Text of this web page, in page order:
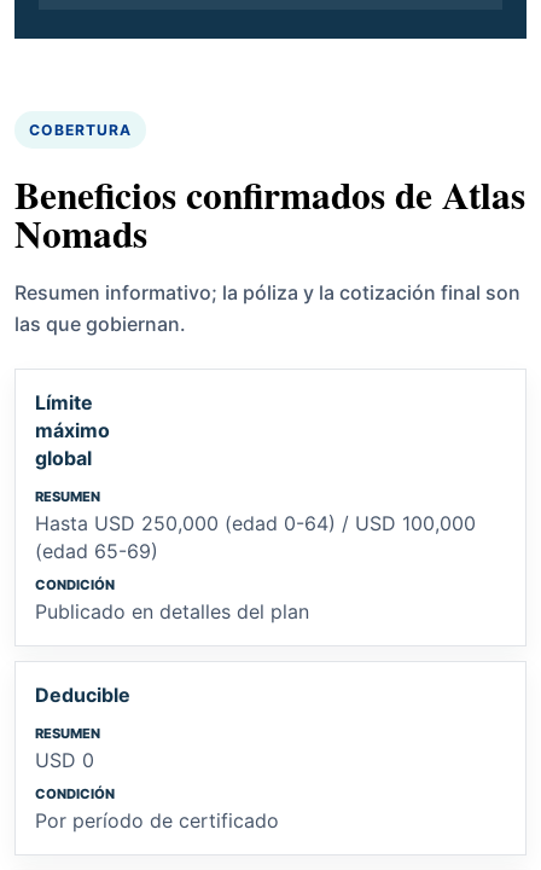
COBERTURA
Beneficios confirmados de Atlas
Nomads
Resumen informativo; la póliza y la cotización final son
las que gobiernan.
Límite
máximo
global
Hasta USD 250,000 (edad 0-64) / USD 100,000
(edad 65-69)
Publicado en detalles del plan
Deducible
USD 0
Por período de certificado